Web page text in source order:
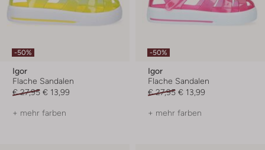
-50%
Igor
Flache Sandalen
€ 27,95 € 13,99
+ mehr farben
-50%
Igor
Flache Sandalen
€ 27,95 € 13,99
+ mehr farben